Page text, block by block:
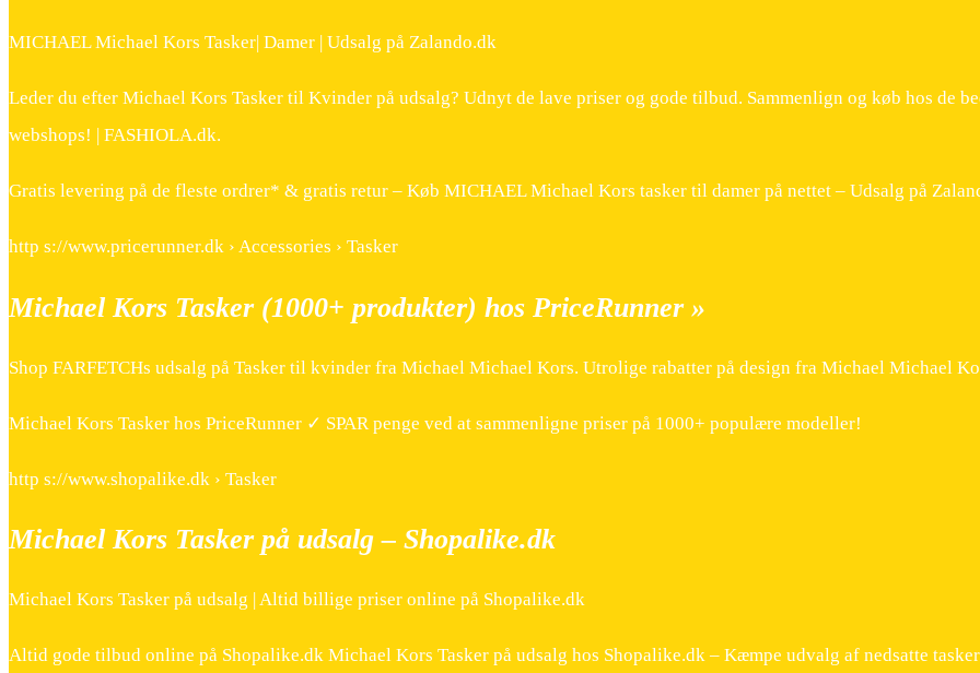
MICHAEL Michael Kors Tasker| Damer | Udsalg på Zalando.dk
Leder du efter Michael Kors Tasker til Kvinder på udsalg? Udnyt de lave priser og gode tilbud. Sammenlign og køb hos de
webshops! | FASHIOLA.dk.
Gratis levering på de fleste ordrer* & gratis retur – Køb MICHAEL Michael Kors tasker til damer på nettet – Udsalg på
http s://www.pricerunner.dk › Accessories › Tasker
Michael Kors Tasker (1000+ produkter) hos PriceRunner »
Shop FARFETCHs udsalg på Tasker til kvinder fra Michael Michael Kors. Utrolige rabatter på design fra Michael Michael
Michael Kors Tasker hos PriceRunner ✓ SPAR penge ved at sammenligne priser på 1000+ populære modeller!
http s://www.shopalike.dk › Tasker
Michael Kors Tasker på udsalg – Shopalike.dk
Michael Kors Tasker på udsalg | Altid billige priser online på Shopalike.dk
Altid gode tilbud online på Shopalike.dk Michael Kors Tasker på udsalg hos Shopalike.dk – Kæmpe udvalg af nedsatte